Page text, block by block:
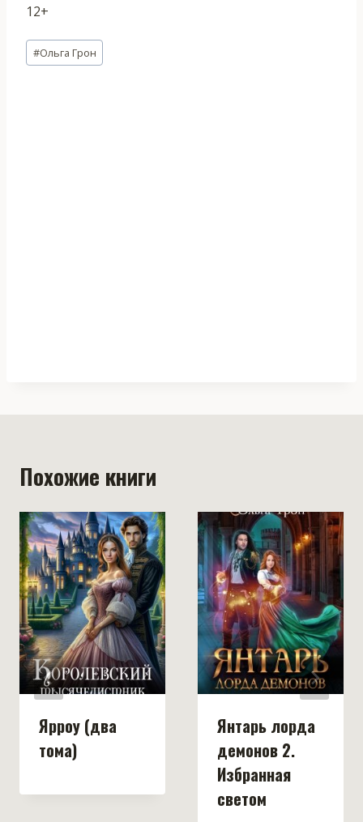
12+
Метки
записи:
#Ольга Грон
Похожие книги
Ярроу (два
тома)
Янтарь лорда
демонов 2.
Избранная
светом